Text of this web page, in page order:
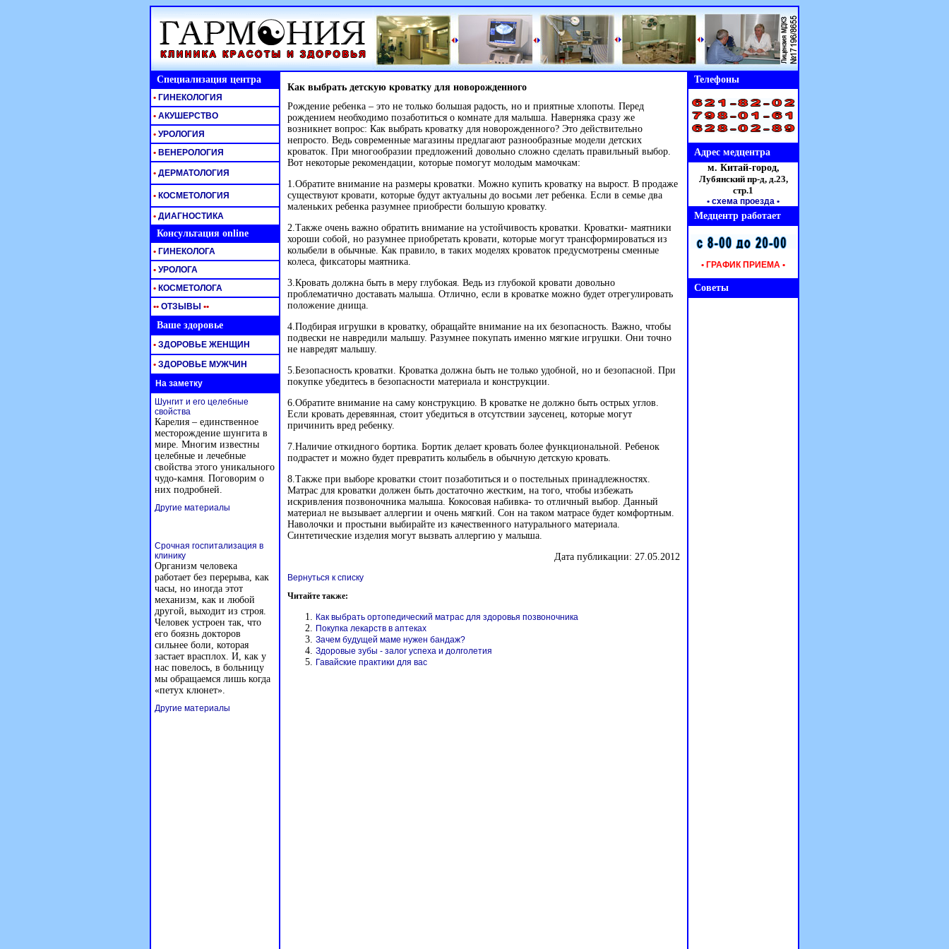
Специализация центра Как выбрать детскую кроватку для новорожденного
Рождение ребенка – это не только большая радость, но и приятные хлопоты. Перед
рождением необходимо позаботиться о комнате для малыша. Наверняка сразу же
возникнет вопрос: Как выбрать кроватку для новорожденного? Это действительно
непросто. Ведь современные магазины предлагают разнообразные модели детских
кроваток. При многообразии предложений довольно сложно сделать правильный выбор.
Вот некоторые рекомендации, которые помогут молодым мамочкам:
1.Обратите внимание на размеры кроватки. Можно купить кроватку на вырост. В продаже
существуют кровати, которые будут актуальны до восьми лет ребенка. Если в семье два
маленьких ребенка разумнее приобрести большую кроватку.
2.Также очень важно обратить внимание на устойчивость кроватки. Кроватки- маятники
хороши собой, но разумнее приобретать кровати, которые могут трансформироваться из
колыбели в обычные. Как правило, в таких моделях кроваток предусмотрены сменные
колеса, фиксаторы маятника.
3.Кровать должна быть в меру глубокая. Ведь из глубокой кровати довольно
проблематично доставать малыша. Отлично, если в кроватке можно будет отрегулировать
положение днища.
4.Подбирая игрушки в кроватку, обращайте внимание на их безопасность. Важно, чтобы
подвески не навредили малышу. Разумнее покупать именно мягкие игрушки. Они точно
не навредят малышу.
5.Безопасность кроватки. Кроватка должна быть не только удобной, но и безопасной. При
покупке убедитесь в безопасности материала и конструкции.
6.Обратите внимание на саму конструкцию. В кроватке не должно быть острых углов.
Если кровать деревянная, стоит убедиться в отсутствии заусенец, которые могут
причинить вред ребенку.
7.Наличие откидного бортика. Бортик делает кровать более функциональной. Ребенок
подрастет и можно будет превратить колыбель в обычную детскую кровать.
8.Также при выборе кроватки стоит позаботиться и о постельных принадлежностях.
Матрас для кроватки должен быть достаточно жестким, на того, чтобы избежать
искривления позвоночника малыша. Кокосовая набивка- то отличный выбор. Данный
материал не вызывает аллергии и очень мягкий. Сон на таком матрасе будет комфортным.
Наволочки и простыни выбирайте из качественного натурального материала.
Синтетические изделия могут вызвать аллергию у малыша.
Дата публикации: 27.05.2012
Вернуться к списку
Читайте также:
Как выбрать ортопедический матрас для здоровья позвоночника
Покупка лекарств в аптеках
Зачем будущей маме нужен бандаж?
Здоровые зубы - залог успеха и долголетия
Гавайские практики для вас
Телефоны
• ГИНЕКОЛОГИЯ
• АКУШЕРСТВО
• УРОЛОГИЯ
• ВЕНЕРОЛОГИЯ Адрес медцентра
• ДЕРМАТОЛОГИЯ
м. Китай-город,
Лубянский пр-д, д.23,
стр.1
• схема проезда •
• КОСМЕТОЛОГИЯ
• ДИАГНОСТИКА
Медцентр работает
Консультация online
• ГРАФИК ПРИЕМА •
• ГИНЕКОЛОГА
• УРОЛОГА
• КОСМЕТОЛОГА Советы
•• ОТЗЫВЫ ••
Ваше здоровье
• ЗДОРОВЬЕ ЖЕНЩИН
• ЗДОРОВЬЕ МУЖЧИН
На заметку
Шунгит и его целебные
свойства
Карелия – единственное
месторождение шунгита в
мире. Многим известны
целебные и лечебные
свойства этого уникального
чудо-камня. Поговорим о
них подробней.
Другие материалы
Срочная госпитализация в
клинику
Организм человека
работает без перерыва, как
часы, но иногда этот
механизм, как и любой
другой, выходит из строя.
Человек устроен так, что
его боязнь докторов
сильнее боли, которая
застает врасплох. И, как у
нас повелось, в больницу
мы обращаемся лишь когда
«петух клюнет».
Другие материалы